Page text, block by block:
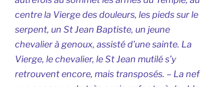
centre la Vierge des douleurs, les pieds sur le
serpent, un St Jean Baptiste, un jeune
chevalier à genoux, assisté d’une sainte. La
Vierge, le chevalier, le St Jean mutilé s’y
retrouvent encore, mais transposés. – La nef